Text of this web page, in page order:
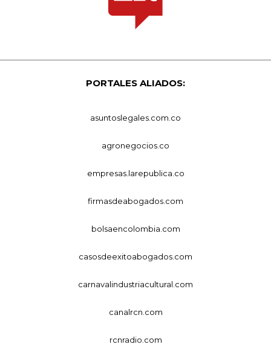
PORTALES ALIADOS:
asuntoslegales.com.co
agronegocios.co
empresas.larepublica.co
firmasdeabogados.com
bolsaencolombia.com
casosdeexitoabogados.com
carnavalindustriacultural.com
canalrcn.com
rcnradio.com